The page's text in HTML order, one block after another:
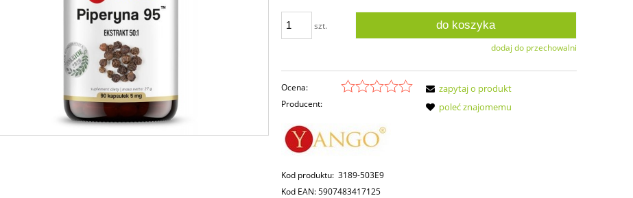
szt. do koszyka
dodaj do przechowalni
Ocena:
Producent:
Kod produktu: 3189-503E9
Kod EAN:5907483417125
zapytaj o produkt
poleć znajomemu